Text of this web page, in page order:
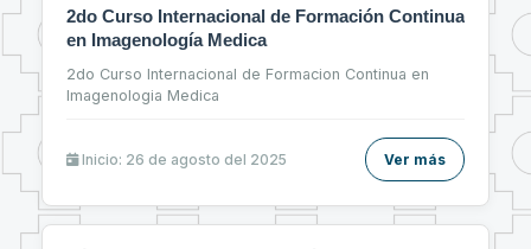
2do Curso Internacional de Formación Continua
en Imagenología Medica
2do Curso Internacional de Formacion Continua en
Imagenologia Medica
Inicio: 26 de agosto del 2025 Ver más